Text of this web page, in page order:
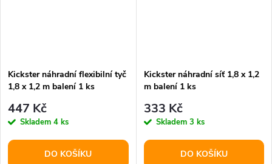
Kickster náhradní flexibilní tyč
1,8 x 1,2 m balení 1 ks
447 Kč
Skladem 4 ks
DO KOŠÍKU
Kickster náhradní síť 1,8 x 1,2
m balení 1 ks
333 Kč
Skladem 3 ks
DO KOŠÍKU